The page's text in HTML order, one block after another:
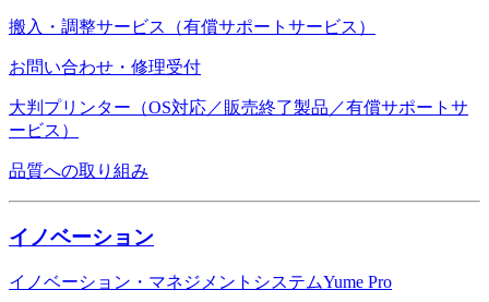
搬入・調整サービス（有償サポートサービス）
お問い合わせ・修理受付
大判プリンター（OS対応／販売終了製品／有償サポートサ
ービス）
品質への取り組み
イノベーション
イノベーション・マネジメントシステムYume Pro